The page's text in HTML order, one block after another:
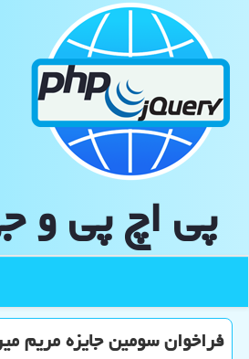
پی اچ پی و
فراخوان سومین جایزه مریم